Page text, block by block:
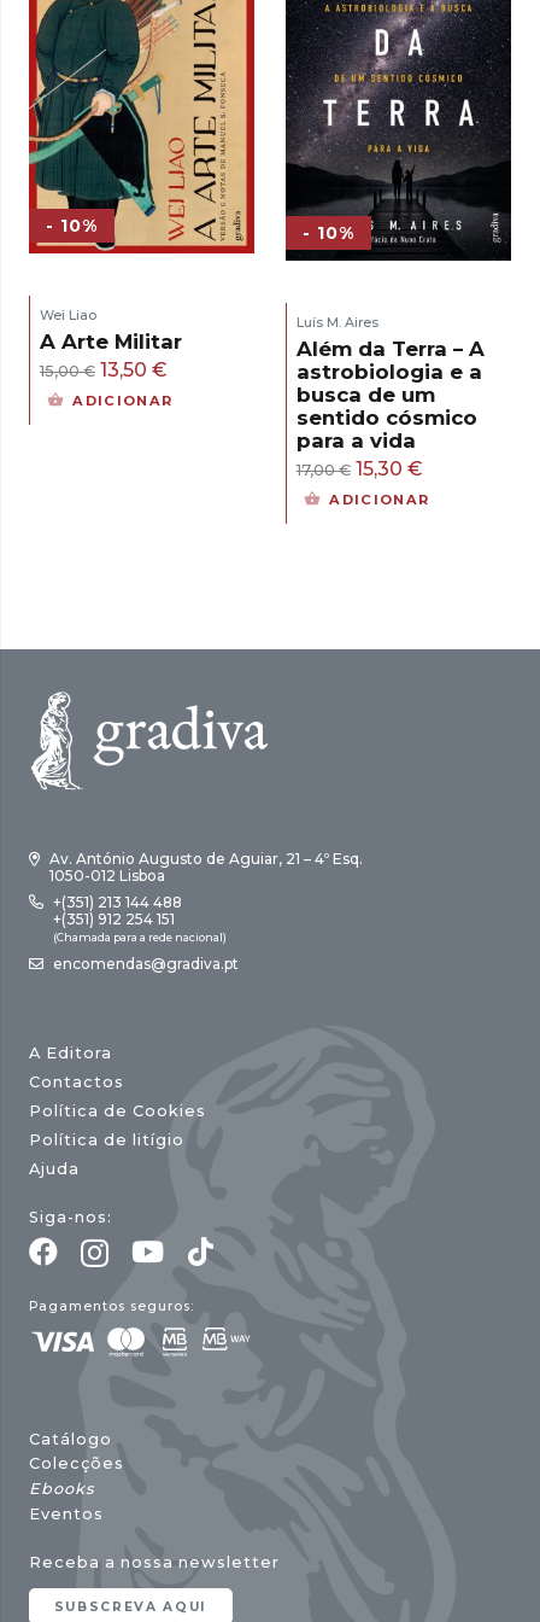
- 10%
Wei Liao
A Arte Militar
15,00€ O
preço
13,50 €
preço
ADICIONAR
- 10%
Luís M. Aires
Além da Terra – A
astrobiologia e a
busca de um
sentido cósmico
para a vida
17,00€ O
preço
15,30 €O
preço
ADICIONAR
Av. António Augusto de Aguiar, 21 – 4º Esq.
1050-012 Lisboa
+(351) 213 144 488
+(351) 912 254 151
(Chamada para a rede nacional)
encomendas@gradiva.pt
A Editora
Contactos
Política de Cookies
Política de litígio
Ajuda
Siga-nos:
Pagamentos seguros:
Catálogo
Colecções
Ebooks
Eventos
Receba a nossa newsletter
SUBSCREVA AQUI